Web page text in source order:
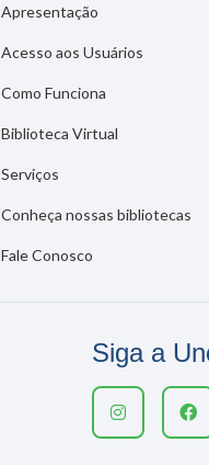
Apresentação
Acesso aos Usuários
Como Funciona
Biblioteca Virtual
Serviços
Conheça nossas bibliotecas
Fale Conosco
Siga a